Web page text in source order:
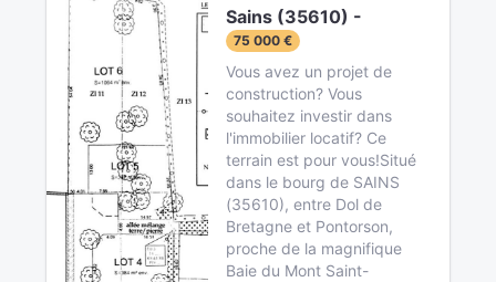
Sains (35610) -
75 000 €
Vous avez un projet de
construction? Vous
souhaitez investir dans
l'immobilier locatif? Ce
terrain est pour vous!Situé
dans le bourg de SAINS
(35610), entre Dol de
Bretagne et Pontorson,
proche de la magnifique
Baie du Mont Saint-